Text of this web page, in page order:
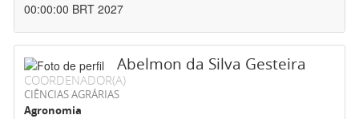
00:00:00 BRT 2027
Abelmon da Silva Gesteira
COORDENADOR(A)
CIÊNCIAS AGRÁRIAS
Agronomia